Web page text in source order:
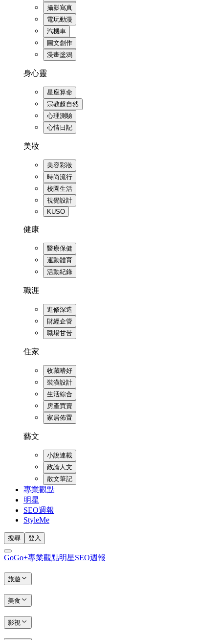
攝影寫真
電玩動漫
汽機車
圖文創作
漫畫塗鴉
身心靈
星座算命
宗教超自然
心理測驗
心情日記
美妝
美容彩妝
時尚流行
校園生活
視覺設計
KUSO
健康
醫療保健
運動體育
活動紀錄
職涯
進修深造
財經企管
職場甘苦
住家
收藏嗜好
裝潢設計
生活綜合
房產買賣
家居佈置
藝文
小說連載
政論人文
散文筆記
專業觀點
明星
SEO週報
StyleMe
搜尋 登入
GoGo+專業觀點明星SEO週報
旅遊
美食
影視